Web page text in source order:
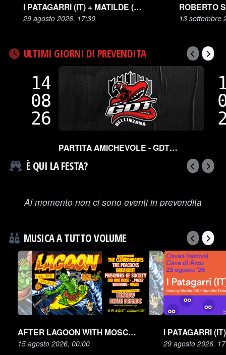
I PATAGARRI (IT) + MATILDE (CH) - CAVEA FESTIVAL
29 agosto 2026, 17:30 13 settembre
ULTIMI GIORNI DI PREVENDITA
14
08
26
PARTITA AMICHEVOLE - GDT BELLINZONA SNAKES VS HCAP
È QUI LA FESTA?
Al momento non ci sono eventi in prevendita
MUSICA A TUTTO VOLUME
AFTER LAGOON WITH MOSCOW DEATH BRIGADE
15 agosto 2026, 00:00 29 agosto 2026,